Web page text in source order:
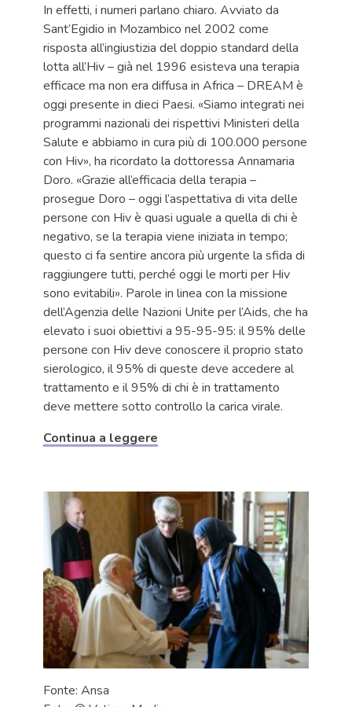
In effetti, i numeri parlano chiaro. Avviato da
Sant’Egidio in Mozambico nel 2002 come
risposta all’ingiustizia del doppio standard della
lotta all’Hiv – già nel 1996 esisteva una terapia
efficace ma non era diffusa in Africa – DREAM è
oggi presente in dieci Paesi. «Siamo integrati nei
programmi nazionali dei rispettivi Ministeri della
Salute e abbiamo in cura più di 100.000 persone
con Hiv», ha ricordato la dottoressa Annamaria
Doro. «Grazie all’efficacia della terapia –
prosegue Doro – oggi l’aspettativa di vita delle
persone con Hiv è quasi uguale a quella di chi è
negativo, se la terapia viene iniziata in tempo;
questo ci fa sentire ancora più urgente la sfida di
raggiungere tutti, perché oggi le morti per Hiv
sono evitabili». Parole in linea con la missione
dell’Agenzia delle Nazioni Unite per l’Aids, che ha
elevato i suoi obiettivi a 95-95-95: il 95% delle
persone con Hiv deve conoscere il proprio stato
sierologico, il 95% di queste deve accedere al
trattamento e il 95% di chi è in trattamento
deve mettere sotto controllo la carica virale.
Continua a leggere
Fonte: Ansa